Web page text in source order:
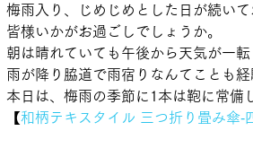
梅雨入り、じめじめとした日が続い
皆様いかがお過ごしでしょうか。
朝は晴れていても午後から天気が一転
雨が降り脇道で雨宿りなんてことも
本日は、梅雨の季節に1本は鞄に常備
【和柄テキスタイル 三つ折り畳み傘‐